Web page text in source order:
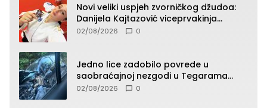
Novi veliki uspjeh zvorničkog džudoa:
Danijela Kajtazović viceprvakinja
Balkana u seniorskoj konkurenciji
02/08/2026 0
Jedno lice zadobilo povrede u
saobraćajnoj nezgodi u Tegarama
(FOTO)
02/08/2026 0